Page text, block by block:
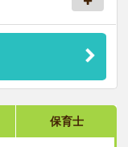
保育士